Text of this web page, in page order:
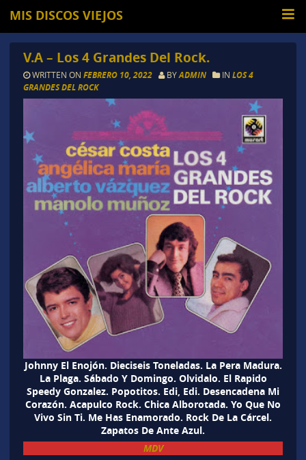
MIS DISCOS VIEJOS
V.A – Los 4 Grandes Del Rock.
WRITTEN ON FEBRERO 10, 2022 BYADMIN IN LOS 4
GRANDES DEL ROCK
Johnny El Enojón. Dieciseis Toneladas. La Pera Madura.
La Plaga. Sábado Y Domingo. Olvidalo. El Rapido
Speedy Gonzalez. Popotitos. Edi, Edi. Desencadena Mi
Corazón. Acapulco Rock. Chica Alborotada. Yo Que No
Vivo Sin Ti. Me Has Enamorado. Rock De La Cárcel.
Zapatos De Ante Azul.
MDV